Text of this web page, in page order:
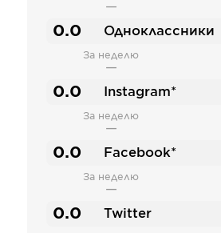
—
0.0 Одноклассники
За неделю
—
0.0 Instagram*
За неделю
—
0.0 Facebook*
За неделю
—
0.0 Twitter